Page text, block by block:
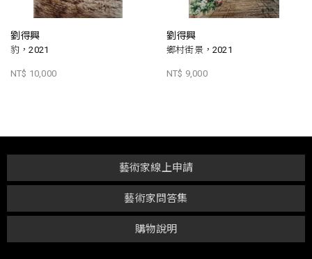
劉得興
豹，2021
NT$ 10,000
劉得興
鄉村街景，2021
NT$ 9,000
購物說明
藝術家問答集
藝術家線上申請